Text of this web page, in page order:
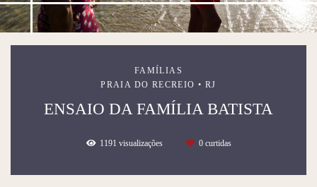
FAMÍLIAS
PRAIA DO RECREIO • RJ
ENSAIO DA FAMÍLIA BATISTA
1191 visualizações 0curtidas